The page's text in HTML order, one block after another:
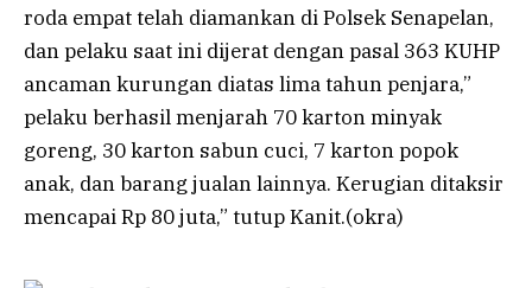
roda empat telah diamankan di Polsek Senapelan,
dan pelaku saat ini dijerat dengan pasal 363 KUHP
ancaman kurungan diatas lima tahun penjara,”
pelaku berhasil menjarah 70 karton minyak
goreng, 30 karton sabun cuci, 7 karton popok
anak, dan barang jualan lainnya. Kerugian ditaksir
mencapai Rp 80 juta,” tutup Kanit.(okra)